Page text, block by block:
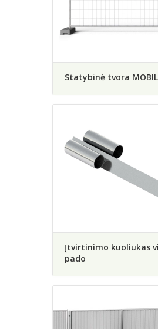
Statybinė tvora
Įtvirtinimo kuoliukas
pado